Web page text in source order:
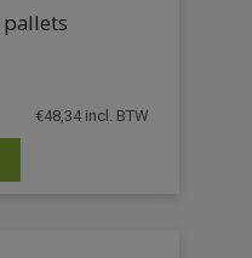
€48,34incl. BTW